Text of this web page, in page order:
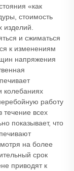
«как
стоимость
изделий.
и сжиматься
к изменениям
напряжения
колебаниях
работу
течение всех
показывает, что
на более
срок
приводят к